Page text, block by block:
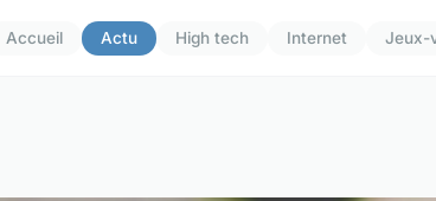
Accueil Actu High tech Internet Jeux-